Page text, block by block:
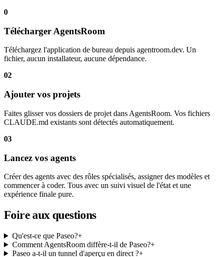
0
Télécharger AgentsRoom
Téléchargez l'application de bureau depuis agentroom.dev. Un
fichier, aucun installateur, aucune dépendance.
02
Ajouter vos projets
Faites glisser vos dossiers de projet dans AgentsRoom. Vos fichiers
CLAUDE.md existants sont détectés automatiquement.
03
Lancez vos agents
Créer des agents avec des rôles spécialisés, assigner des modèles et
commencer à coder. Tous avec un suivi visuel de l'état et une
expérience finale pure.
Foire aux questions
Qu'est-ce que Paseo?+
Comment AgentsRoom diffère-t-il de Paseo?+
Paseo a-t-il un tunnel d'aperçu en direct ?+